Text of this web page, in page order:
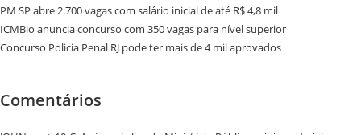
PM SP abre 2.700 vagas com salário inicial de até R$ 4,8 mil
ICMBio anuncia concurso com 350 vagas para nível superior
Concurso Policia Penal RJ pode ter mais de 4 mil aprovados
Comentários